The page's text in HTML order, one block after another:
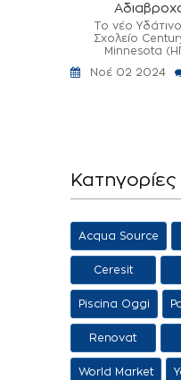
Το νέο
Σχολείο
Minnesota
Νοέ 02 2024
Κατηγορίες
Acqua Source
Ceresit
Piscina Oggi
Renovat
World Market